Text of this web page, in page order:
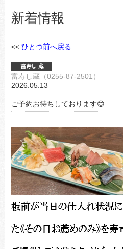
新着情報
<< ひとつ前へ戻る
富寿し蔵（0255-87-2501）
2026.05.13
ご予約お待ちしております😊